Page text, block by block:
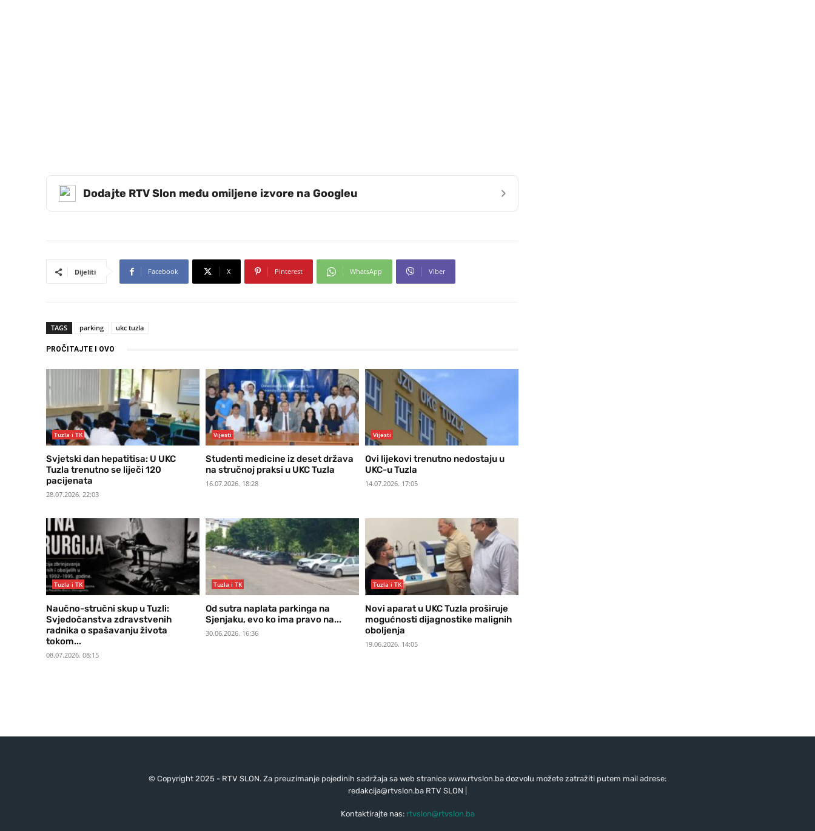
Dodajte RTV Slon među omiljene izvore na Googleu ›
Dijeliti Facebook X Pinterest WhatsApp Viber
TAGS parking ukc tuzla
PROČITAJTE I OVO
Tuzla i TK
Svjetski dan hepatitisa: U UKC
Tuzla trenutno se liječi 120
pacijenata
28.07.2026. 22:03
Vijesti
Studenti medicine iz deset država
na stručnoj praksi u UKC Tuzla
16.07.2026. 18:28
Vijesti
Ovi lijekovi trenutno nedostaju u
UKC-u Tuzla
14.07.2026. 17:05
Tuzla i TK
Naučno-stručni skup u Tuzli:
Svjedočanstva zdravstvenih
radnika o spašavanju života
tokom...
08.07.2026. 08:15
Tuzla i TK
Od sutra naplata parkinga na
Sjenjaku, evo ko ima pravo na...
30.06.2026. 16:36
Tuzla i TK
Novi aparat u UKC Tuzla proširuje
mogućnosti dijagnostike malignih
oboljenja
19.06.2026. 14:05
© Copyright 2025 - RTV SLON. Za preuzimanje pojedinih sadržaja sa web stranice www.rtvslon.ba dozvolu možete zatražiti putem mail adrese:
redakcija@rtvslon.baRTV SLON |
Kontaktirajte nas: rtvslon@rtvslon.ba